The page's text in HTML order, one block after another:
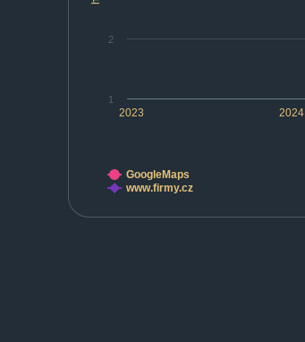
2023 2024
1
2
GoogleMaps
www.firmy.cz